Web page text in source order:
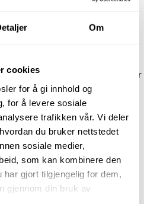
Om
cookies
for å gi innhold og
for å levere sosiale
trafikken vår. Vi deler
du bruker nettstedet
sosiale medier,
som kan kombinere den
gjort tilgjengelig for dem,
gjennom din bruk av
kontaktnett utad i bransjen
vårt. Jeg tror også at vi må
et enda større utvalg av
vil både bransjen og studenter
sier han.
er et svært praksisrettet
på at studentene skal få
i Skandinavia med flest
studieårene studentene våre
og bransjerelevant fokus på